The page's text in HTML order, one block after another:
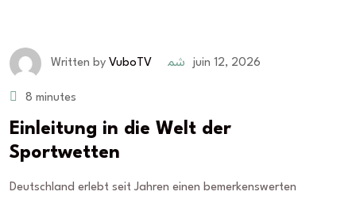
Written by VuboTV juin 12, 2026
8 minutes
Einleitung in die Welt der
Sportwetten
Deutschland erlebt seit Jahren einen bemerkenswerten